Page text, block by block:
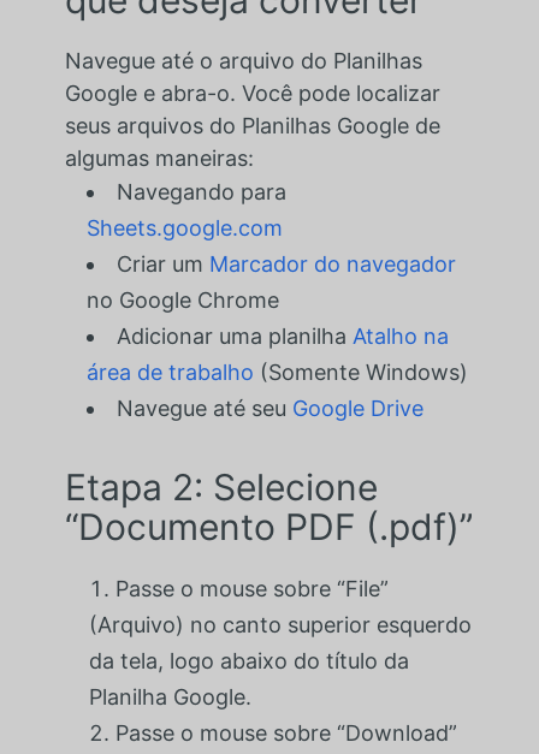
Navegue até o arquivo do Planilhas
Google e abra-o. Você pode localizar
seus arquivos do Planilhas Google de
algumas maneiras:
Navegando para
Sheets.google.com
Criar um Marcador do navegador
no Google Chrome
Adicionar uma planilha Atalho na
área de trabalho (Somente Windows)
Navegue até seu Google Drive
Etapa 2: Selecione
“Documento PDF (.pdf)”
Passe o mouse sobre “File”
(Arquivo) no canto superior esquerdo
da tela, logo abaixo do título da
Planilha Google.
Passe o mouse sobre “Download”